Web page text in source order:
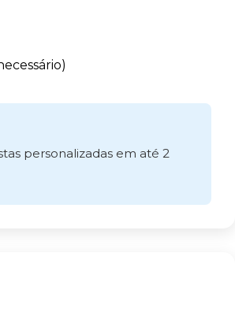
personalizadas em até 2